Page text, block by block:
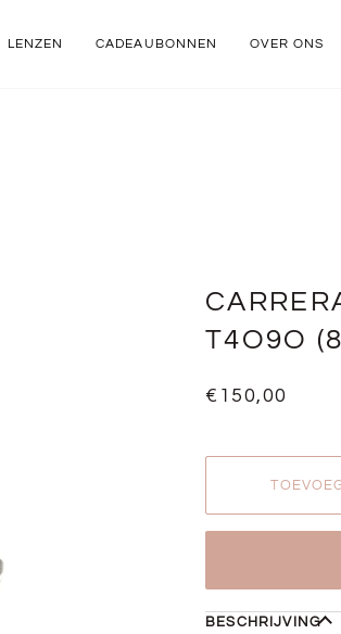
LENZEN CADEAUBONNEN OVER ONS
T4O9O
€150,00
BESCHRIJVING